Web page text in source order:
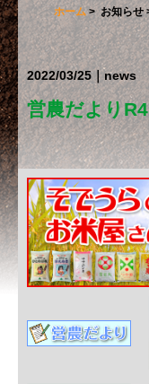
ホーム>お知らせ
2022/03/25｜news
営農だより